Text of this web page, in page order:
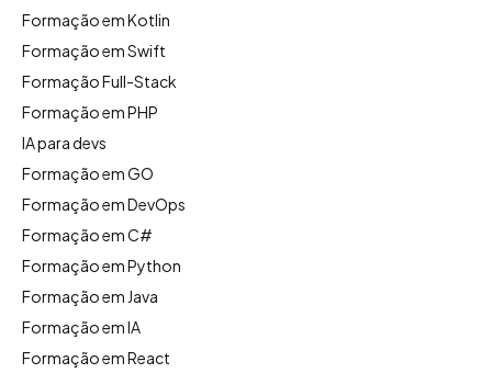
Formação em Kotlin
Formação em Swift
Formação Full-Stack
Formação em PHP
IA para devs
Formação em GO
Formação em DevOps
Formação em C#
Formação em Python
Formação em Java
Formação em IA
Formação em React